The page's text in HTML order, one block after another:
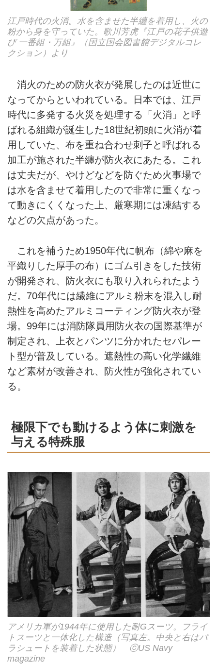
江戸時代の火消。水を含ませた半纏を着用し、火の
粉から身を守っていた。歌川芳虎『江戸の花子供遊
び 一番組・万組』（国立国会図書館デジタルコレ
クション）より
消火のための防火衣が発展したのは近世に
なってからといわれている。日本では、江戸
時代に多発する火災を処理する「火消」と呼
ばれる組織が誕生した18世紀初頭に火消が着
用していた、布を重ね合わせ刺子と呼ばれる
加工が施された半纏が防火衣にあたる。これ
は丈夫だが、やけどなどを防ぐため火事場で
は水を含ませて着用したので非常に重くなっ
て動きにくくなった上、厳寒期には凍結する
などの欠点があった。
これを補うため1950年代に帆布（綿や麻を
平織りした厚手の布）にゴム引きをした技術
が開発され、防火衣にも取り入れられたよう
だ。70年代には繊維にアルミ粉末を混入し耐
熱性を高めたアルミコーティング防火衣が登
場。99年には消防隊員用防火衣の国際基準が
制定され、上衣とパンツに分かれたセパレー
ト型が普及している。遮熱性の高い化学繊維
など素材が改善され、防火性が強化されてい
る。
極限下でも動けるよう体に刺激を
与える特殊服
アメリカ軍が1944年に使用した耐Gスーツ。フライ
トスーツと一体化した構造（写真左。中央と右はパ
ラシュートを装着した状態） ⓒUS Navy
magazine